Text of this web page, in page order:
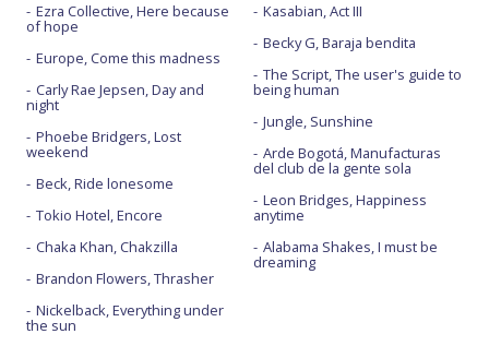
Ezra Collective, Here because
of hope
Europe, Come this madness
Carly Rae Jepsen, Day and
night
Phoebe Bridgers, Lost
weekend
Beck, Ride lonesome
Tokio Hotel, Encore
Chaka Khan, Chakzilla
Brandon Flowers, Thrasher
Nickelback, Everything under
the sun
Kasabian, Act III
Becky G, Baraja bendita
The Script, The user's guide to
being human
Jungle, Sunshine
Arde Bogotá, Manufacturas
del club de la gente sola
Leon Bridges, Happiness
anytime
Alabama Shakes, I must be
dreaming